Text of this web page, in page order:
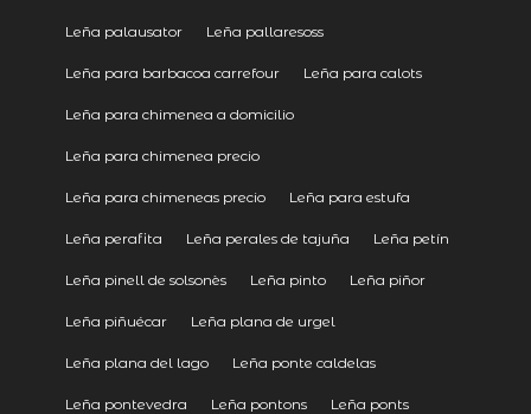
Leña palausator Leña pallaresoss
Leña para barbacoa carrefour Leña para calots
Leña para chimenea a domicilio
Leña para chimenea precio
Leña para chimeneas precio Leña para estufa
Leña perafita Leña perales de tajuña Leña petín
Leña pinell de solsonès Leña pinto Leña piñor
Leña piñuécar Leña plana de urgel
Leña plana del lago Leña ponte caldelas
Leña pontevedra Leña pontons Leña ponts